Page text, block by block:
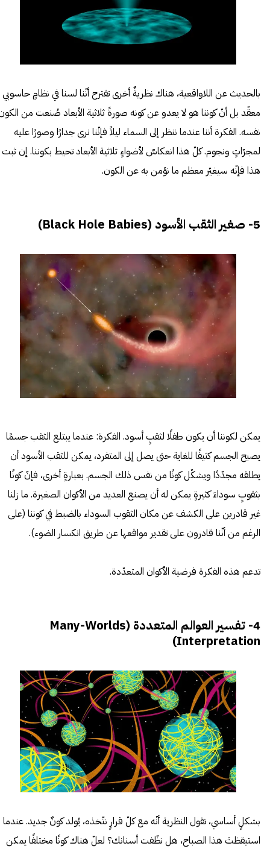
بالحديث عن اللاواقعية، هناك نظريةٌ أخرى تقترح أنّنا لسنا في نظامٍ حاسوبي
معقّد بل أنّ كوننا هو لا يعدو عن كونه صورةً ثلاثية الأبعاد صُنعت من
نفسه. الفكرة أننا عندما ننظر إلى السماء ليلاً فإنّنا نرى جدارًا وصورًا عليه
لمجرّاتٍ ونجوم. كلّ هذا انعكاسٌ لأضواءٍ ثلاثية الأبعاد تحيط بكوننا. إن ثبت
هذا فإنّه سيغيّر معظم ما نؤمن به عن الكون.
5- صغير الثقب الأسود (Black Hole Babies)
يمكن لكوننا أن يكون طفلًا لثقبٍ أسود. الفكرة: عندما يبتلع الثقب جسمًا
يصبح الجسم كثيفًا للغاية حتى يصل إلى المتفرد، يمكن للثقب الأسود أن
يطلقه مجدّدًا ويشكّل كونًا من نفس ذلك الجسم. بعبارةٍ أخرى، فإنّ كونًا
بثقوبٍ سوداءَ كثيرةٍ يمكن له أن يصنع العديد من الأكوان الصغيرة. ما زلنا
غير قادرين على الكشف عن مكان الثقوب السوداء بالضبط في كوننا (على
الرغم من أنّنا قادرون على تقدير مواقعها عن طريق انكسار الضوء).
تدعم هذه الفكرة فرضية الأكوان المتعدّدة.
4- تفسير العوالم المتعددة (Many-Worlds
Interpretation)
بشكلٍ أساسي، تقول النظرية أنّه مع كلّ قرارٍ نتّخذه، يُولد كونٌ جديد. عندما
استيقظتَ هذا الصباح، هل نظّفت أسنانك؟ لعلّ هناك كونًا مختلفًا يمكن